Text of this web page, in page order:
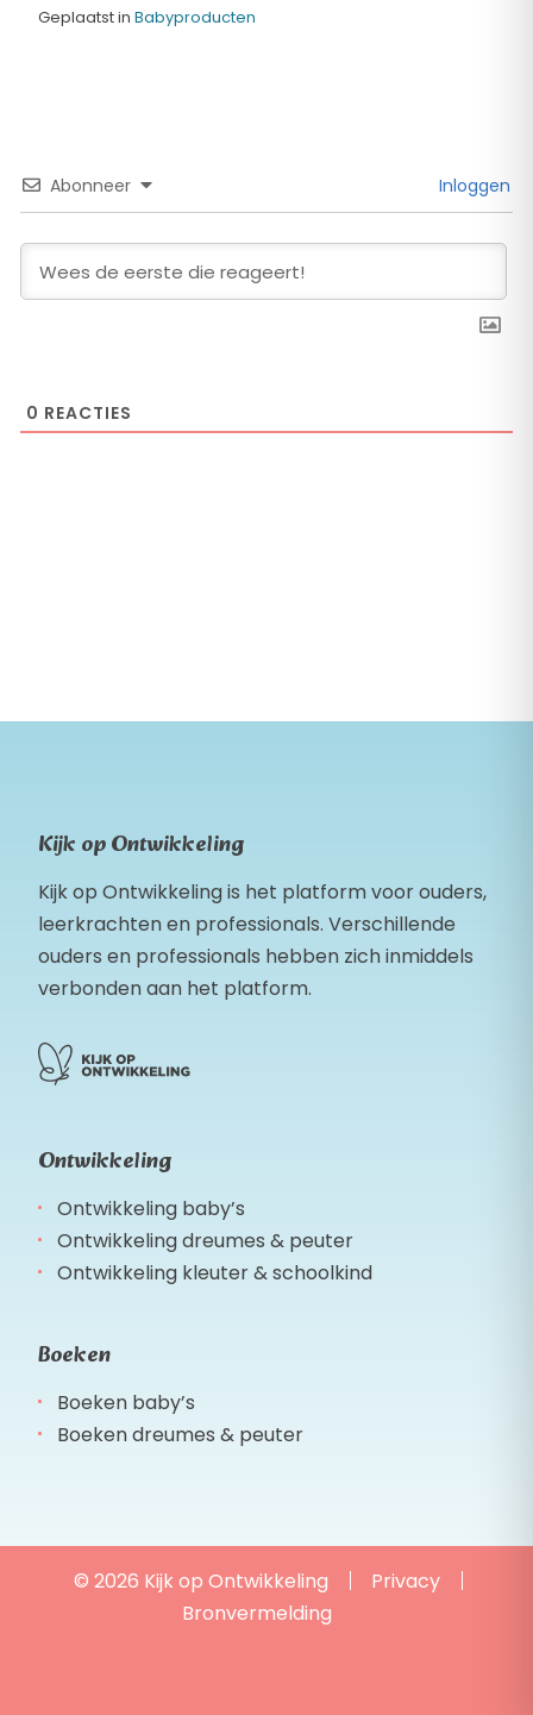
Geplaatst in Babyproducten
Abonneer Inloggen
0 REACTIES
Kijk op Ontwikkeling
Kijk op Ontwikkeling is het platform voor ouders,
leerkrachten en professionals. Verschillende
ouders en professionals hebben zich inmiddels
verbonden aan het platform.
Ontwikkeling
Ontwikkeling baby’s
Ontwikkeling dreumes & peuter
Ontwikkeling kleuter & schoolkind
Boeken
Boeken baby’s
Boeken dreumes & peuter
© 2026 Kijk op Ontwikkeling
Privacy
Bronvermelding